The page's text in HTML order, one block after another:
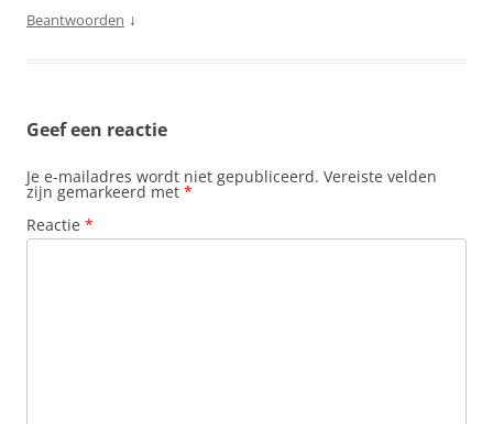
Beantwoorden ↓
Geef een reactie
Je e-mailadres wordt niet gepubliceerd. Vereiste velden
zijn gemarkeerd met *
Reactie *